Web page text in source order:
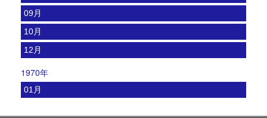
09月
10月
12月
1970年
01月